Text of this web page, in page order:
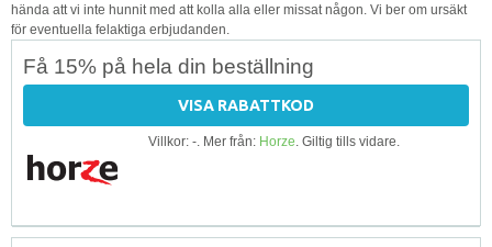
hända att vi inte hunnit med att kolla alla eller missat någon. Vi ber om ursäkt
för eventuella felaktiga erbjudanden.
Få 15% på hela din beställning
VISA RABATTKOD
Villkor: -. Mer från: Horze. Giltig tills vidare.